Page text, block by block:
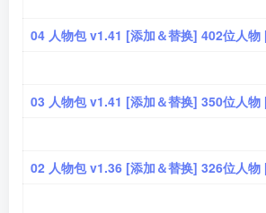
04 人物包 v1.41 [添加＆替换] 402位人
03 人物包 v1.41 [添加＆替换] 350位人
02 人物包 v1.36 [添加＆替换] 326位人